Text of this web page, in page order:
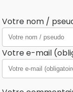
Votre nom /
Votre e-mail